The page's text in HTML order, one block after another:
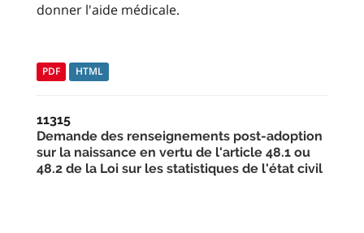
donner l'aide médicale.
PDF HTML
11315
Demande des renseignements post-adoption
sur la naissance en vertu de l'article 48.1 ou
48.2 de la Loi sur les statistiques de l'état civil